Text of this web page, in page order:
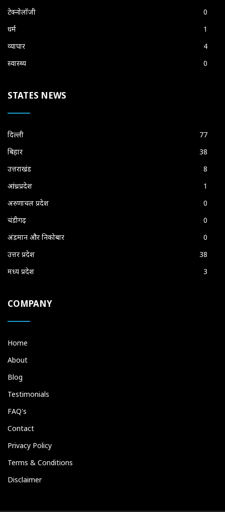
टेक्नोलॉजी
0
धर्म
1
व्यापार
4
स्वास्थ्य
0
STATES NEWS
दिल्ली
77
बिहार
38
उत्तराखंड
8
आंध्रप्रदेश
1
अरुणाचल प्रदेश
0
चंडीगढ़
0
अंडमान और निकोबार
0
उत्तर प्रदेश
38
मध्य प्रदेश
3
COMPANY
Home
About
Blog
Testimonials
FAQ's
Contact
Privacy Policy
Terms & Conditions
Disclaimer